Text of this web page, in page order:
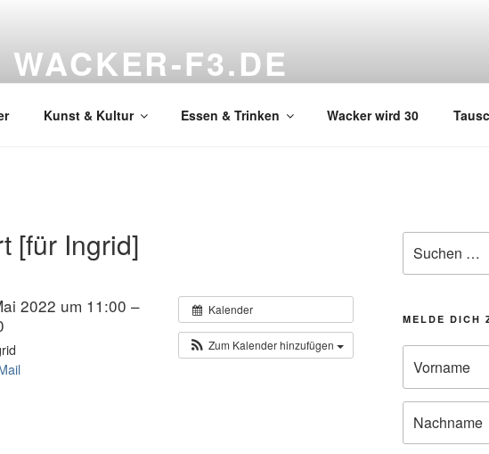
WACKER-F3.DE
Kunst & Kultur Essen & Trinken Wacker wird 30
[für Ingrid]
Kalender
Zum Kalender hinzufügen
2022 um 11:00 –
nach:
MELDE DICH